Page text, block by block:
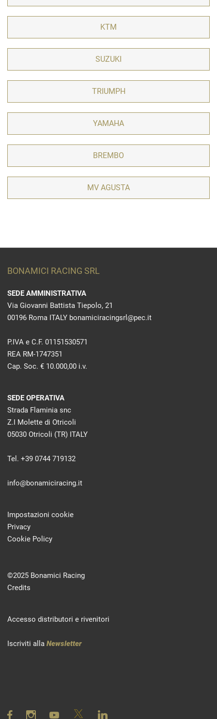
KTM
SUZUKI
TRIUMPH
YAMAHA
BREMBO
MV AGUSTA
BONAMICI RACING SRL
SEDE AMMINISTRATIVA
Via Giovanni Battista Tiepolo, 21
00196 Roma ITALY bonamiciracingsrl@pec.it
P.IVA e C.F. 01151530571
REA RM-1747351
Cap. Soc. € 10.000,00 i.v.
SEDE OPERATIVA
Strada Flaminia snc
Z.I Molette di Otricoli
05030 Otricoli (TR) ITALY
Tel. +39 0744 719132
info@bonamiciracing.it
Impostazioni cookie
Privacy
Cookie Policy
©2025 Bonamici Racing
Credits
Accesso distributori e rivenitori
Iscriviti alla Newsletter